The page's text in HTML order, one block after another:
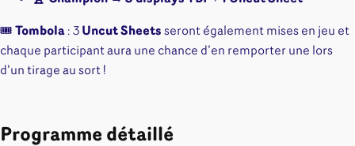
🎟️ Tombola : 3 Uncut Sheets seront également mises en jeu et
chaque participant aura une chance d’en remporter une lors
d’un tirage au sort !
Programme détaillé